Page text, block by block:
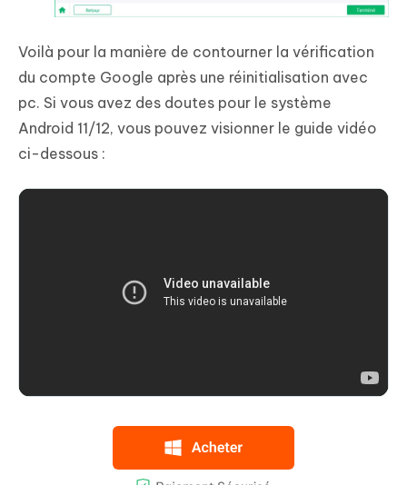
Voilà pour la manière de contourner la vérification
du compte Google après une réinitialisation avec
pc. Si vous avez des doutes pour le système
Android 11/12, vous pouvez visionner le guide vidéo
ci-dessous :